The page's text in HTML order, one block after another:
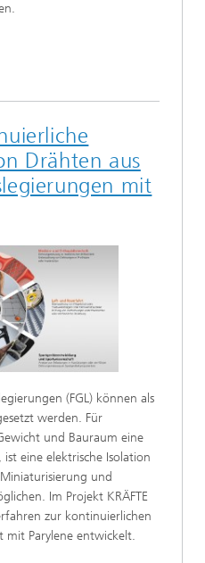
Drähten aus
mit
(FGL) können als
werden. Für
und Bauraum eine
eine elektrische Isolation
und
Im Projekt KRÄFTE
zur kontinuierlichen
mit Parylene entwickelt.